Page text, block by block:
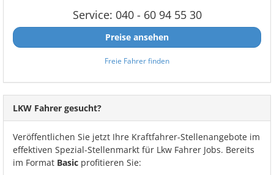
Service: 040 - 60 94 55 30
Preise ansehen
Freie Fahrer finden
LKW Fahrer gesucht?
Veröffentlichen Sie jetzt Ihre Kraftfahrer-Stellenangebote im
effektiven Spezial-Stellenmarkt für Lkw Fahrer Jobs. Bereits
im Format Basic profitieren Sie: